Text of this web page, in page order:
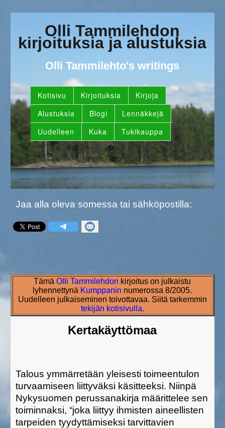
Olli Tammilehdon
kirjoituksia ja alustuksia
Olli Tammilehto's writings
Kotisivu Kirjoituksia
Kirjoja
Alustuksia
Blogi
Lennäkkejä
Uudelleen
Kuka Tukikauppa
Jaa alla oleva somessa tai sähköpostilla:
TämäOlli Tammilehdon kirjoitus on julkaistu
lyhennettynä Kumppanin numerossa 8/2005.
Uudelleen julkaiseminen toivottavaa. Siitä tarkemmin
tekijän kotisivulla.
Kertakäyttömaa
Talous ymmärretään yleisesti toimeentulon
turvaamiseen liittyväksi käsitteeksi. Niinpä
Nykysuomen perussanakirja määrittelee sen
toiminnaksi, “joka liittyy ihmisten aineellisten
tarpeiden tyydyttämiseksi tarvittavien